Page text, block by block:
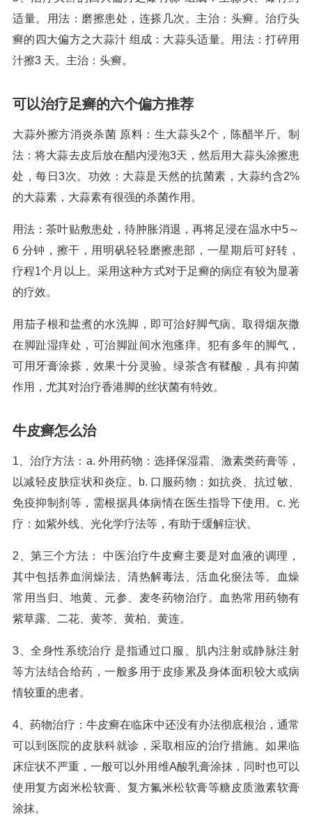
适量。用法：磨擦患处，连搽几次。主治：头癣。治疗头
癣的四大偏方之大蒜汁 组成：大蒜头适量。用法：打碎用
汁擦3 天。主治：头癣。
可以治疗足癣的六个偏方推荐
大蒜外擦方消炎杀菌 原料：生大蒜头2个，陈醋半斤。制
法：将大蒜去皮后放在醋内浸泡3天，然后用大蒜头涂擦患
处，每日3次。功效：大蒜是天然的抗菌素，大蒜约含2%
的大蒜素，大蒜素有很强的杀菌作用。
用法：茶叶贴敷患处，待肿胀消退，再将足浸在温水中5～
6 分钟，擦干，用明矾轻轻磨擦患部，一星期后可好转，
疗程1个月以上。采用这种方式对于足癣的病症有较为显著
的疗效。
用茄子根和盐煮的水洗脚，即可治好脚气病。取得烟灰撒
在脚趾湿痒处，可治脚趾间水泡瘙痒。犯有多年的脚气，
可用牙膏涂搽，效果十分灵验。绿茶含有鞣酸，具有抑菌
作用，尤其对治疗香港脚的丝状菌有特效。
牛皮癣怎么治
1、治疗方法：a. 外用药物：选择保湿霜、激素类药膏等，
以减轻皮肤症状和炎症。b. 口服药物：如抗炎、抗过敏、
免疫抑制剂等，需根据具体病情在医生指导下使用。c. 光
疗：如紫外线、光化学疗法等，有助于缓解症状。
2、第三个方法： 中医治疗牛皮癣主要是对血液的调理，
其中包括养血润燥法、清热解毒法、活血化瘀法等。血燥
常用当归、地黄、元参、麦冬药物治疗。血热常用药物有
紫草露、二花、黄芩、黄柏、黄连。
3、全身性系统治疗 是指通过口服、肌内注射或静脉注射
等方法结合给药，一般多用于皮疹累及身体面积较大或病
情较重的患者。
4、药物治疗：牛皮癣在临床中还没有办法彻底根治，通常
可以到医院的皮肤科就诊，采取相应的治疗措施。如果临
床症状不严重，一般可以外用维A酸乳膏涂抹，同时也可以
使用复方卤米松软膏、复方氟米松软膏等糖皮质激素软膏
涂抹。